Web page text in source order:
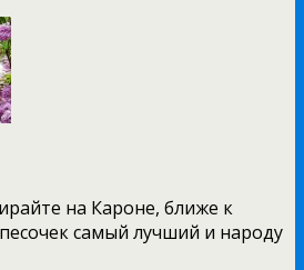
на Кароне, ближе к
самый лучший и народу